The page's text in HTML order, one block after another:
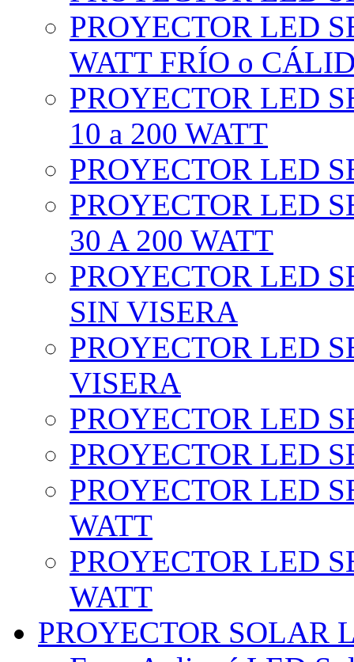
PROYECTOR LED
WATT FRÍO o
PROYECTOR LED
10 a 200 WATT
PROYECTOR LED
PROYECTOR LED
30 A 200 WATT
PROYECTOR LED
SIN VISERA
PROYECTOR LED
VISERA
PROYECTOR LED
PROYECTOR LED
PROYECTOR LED
WATT
PROYECTOR LED
WATT
PROYECTOR SOLAR